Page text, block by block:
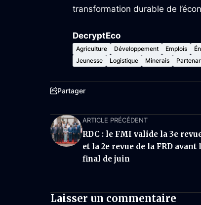
transformation durable de
DecryptEco
Agriculture Développement Emplois
Jeunesse
Logistique Minerais
Partager
ARTICLE PRÉCÉDENT
RDC : le FMI valide la 3e
et la 2e revue de la FRD avant
final de juin
Laisser un commentaire